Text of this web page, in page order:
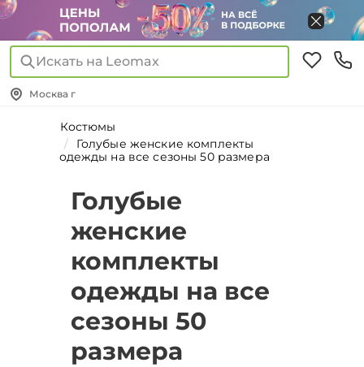
Искать на Leomax
Москва г
Костюмы
Голубые женские комплекты
одежды на все сезоны 50 размера
Голубые
женские
комплекты
одежды на все
сезоны 50
размера